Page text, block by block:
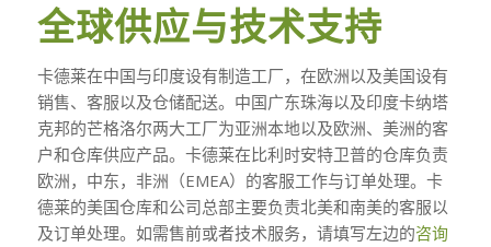
全球供应与技术支持
卡德莱在中国与印度设有制造工厂，在欧洲以及美国设有
销售、客服以及仓储配送。中国广东珠海以及印度卡纳塔
克邦的芒格洛尔两大工厂为亚洲本地以及欧洲、美洲的客
户和仓库供应产品。卡德莱在比利时安特卫普的仓库负责
欧洲，中东，非洲（EMEA）的客服工作与订单处理。卡
德莱的美国仓库和公司总部主要负责北美和南美的客服以
及订单处理。如需售前或者技术服务，请填写左边的咨询